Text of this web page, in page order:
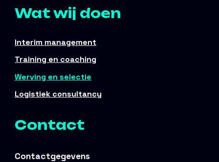
Wat wij doen
Interim management
Training en coaching
Werving en selectie
Logistiek consultancy
Contact
Contactgegevens